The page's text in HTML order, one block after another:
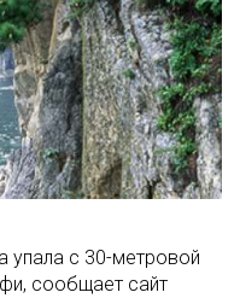
упала с 30-метровой
сообщает сайт